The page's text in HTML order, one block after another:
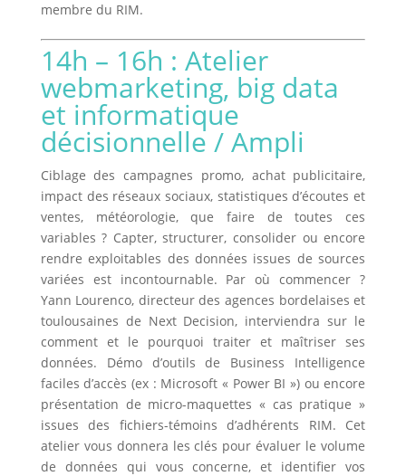
membre du RIM.
14h – 16h : Atelier
webmarketing, big data
et informatique
décisionnelle / Ampli
Ciblage des campagnes promo, achat publicitaire,
impact des réseaux sociaux, statistiques d’écoutes et
ventes, météorologie, que faire de toutes ces
variables ? Capter, structurer, consolider ou encore
rendre exploitables des données issues de sources
variées est incontournable. Par où commencer ?
Yann Lourenco, directeur des agences bordelaises et
toulousaines de Next Decision, interviendra sur le
comment et le pourquoi traiter et maîtriser ses
données. Démo d’outils de Business Intelligence
faciles d’accès (ex : Microsoft « Power BI ») ou encore
présentation de micro-maquettes « cas pratique »
issues des fichiers-témoins d’adhérents RIM. Cet
atelier vous donnera les clés pour évaluer le volume
de données qui vous concerne, et identifier vos